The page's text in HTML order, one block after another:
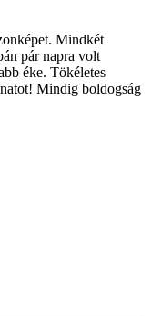
Mindkét
pár napra volt
éke. Tökéletes
Mindig boldogság